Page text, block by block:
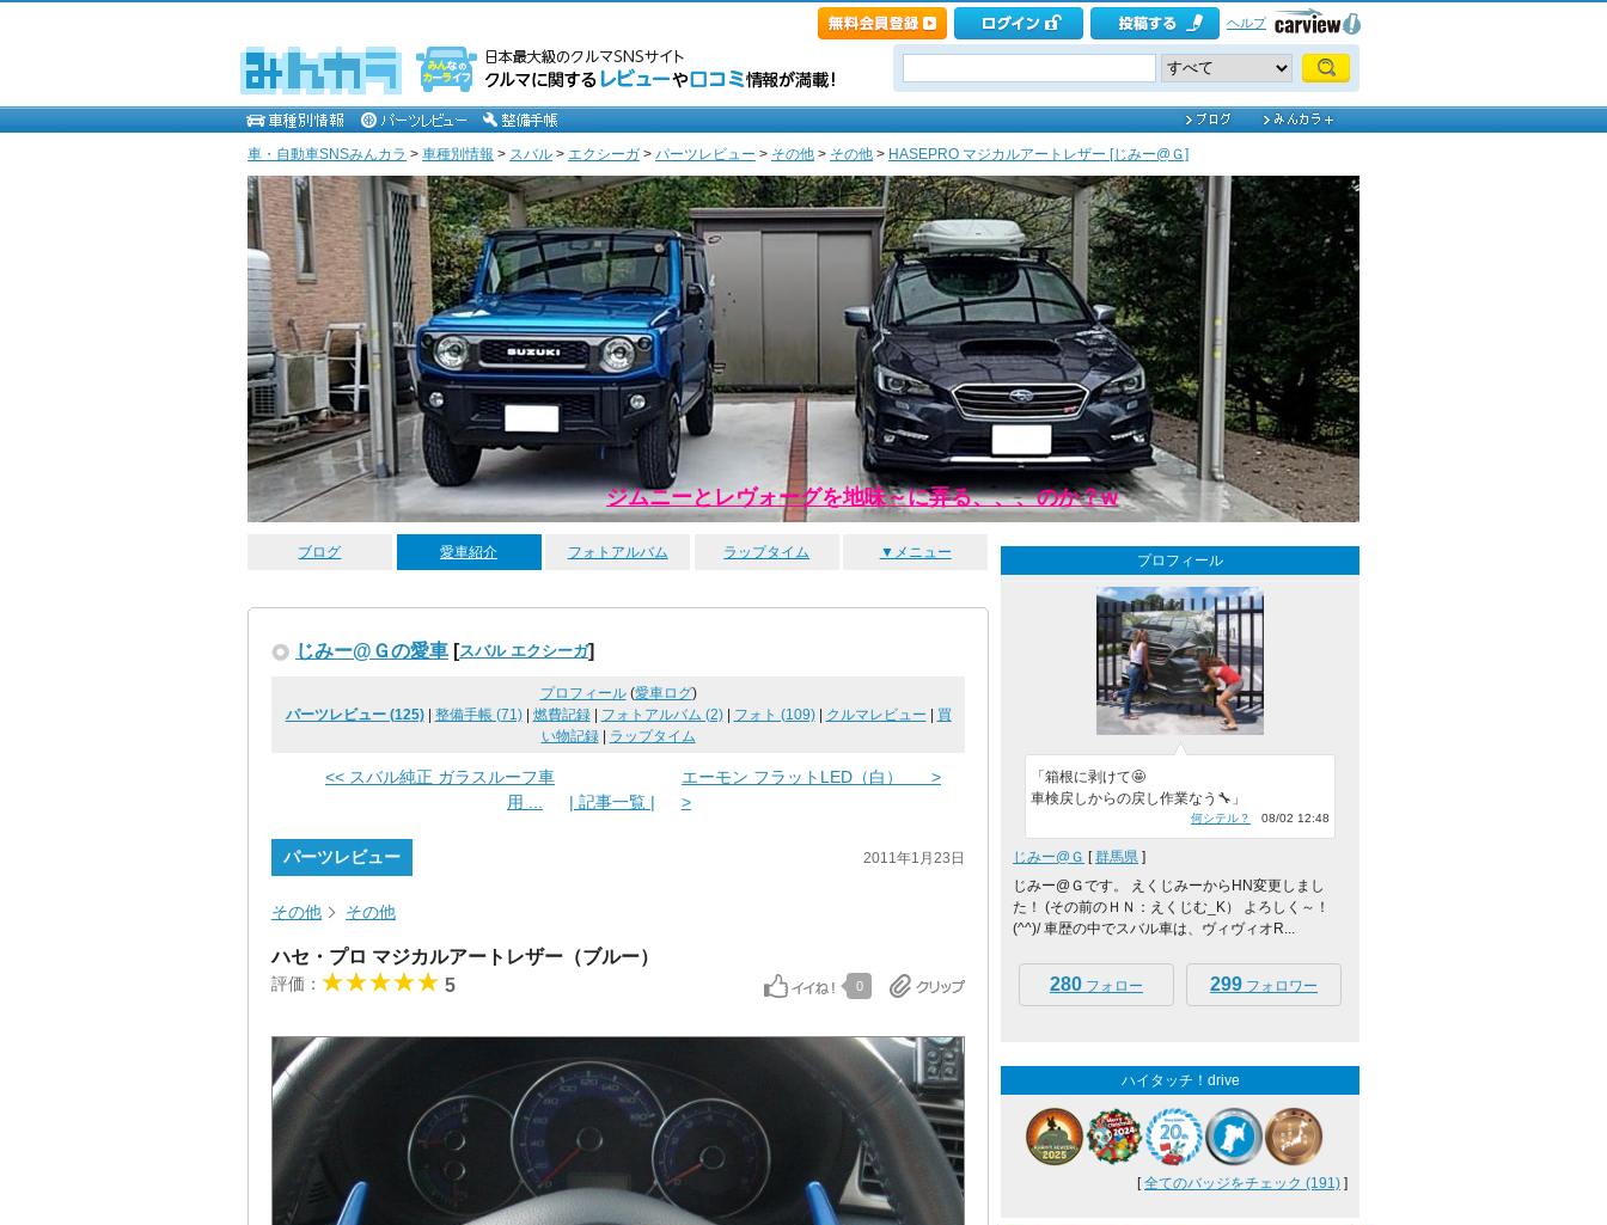
ヘルプ
車・自動車SNSみんカラ > 車種別情報 > スバル > エクシーガ > パーツレビュー > その他 > その他 > HASEPRO マジカルアートレザー [じみー@Ｇ]
ジムニーとレヴォーグを地味～に弄る、、、のか？w
ブログ 愛車紹介 フォトアルバム ラップタイム ▼メニュー
じみー@Ｇの愛車 [スバル エクシーガ]
プロフィール(愛車ログ)
パーツレビュー (125)| 整備手帳 (71)| 燃費記録| フォトアルバム (2)| フォト (109)| クルマレビュー
買
い物記録| ラップタイム
<< スバル純正 ガラスルーフ車
用 ...
| 記事一覧 |
エーモン フラットLED（白） >
>
パーツレビュー 2011年1月23日
その他 その他
ハセ・プロ マジカルアートレザー（ブルー）
評価： 5 0
プロフィール
「箱根に剥けて🤩
車検戻しからの戻し作業なう🔧」
何シテル？ 08/02 12:48
じみー@Ｇ [群馬県 ]
じみー@Ｇです。 えくじみーからHN変更しまし
た！ (その前のＨＮ：えくじむ_K） よろしく～！
(^^)/ 車歴の中でスバル車は、ヴィヴィオR...
280 フォロー 299 フォロワー
ハイタッチ！drive
[全てのバッジをチェック (191) ]